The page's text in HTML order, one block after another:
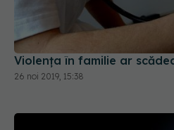
Violența în familie ar
26 noi 2019, 15:38